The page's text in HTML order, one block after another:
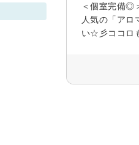
＜個室完備◎
人気の「アロ
い☆彡ココロ